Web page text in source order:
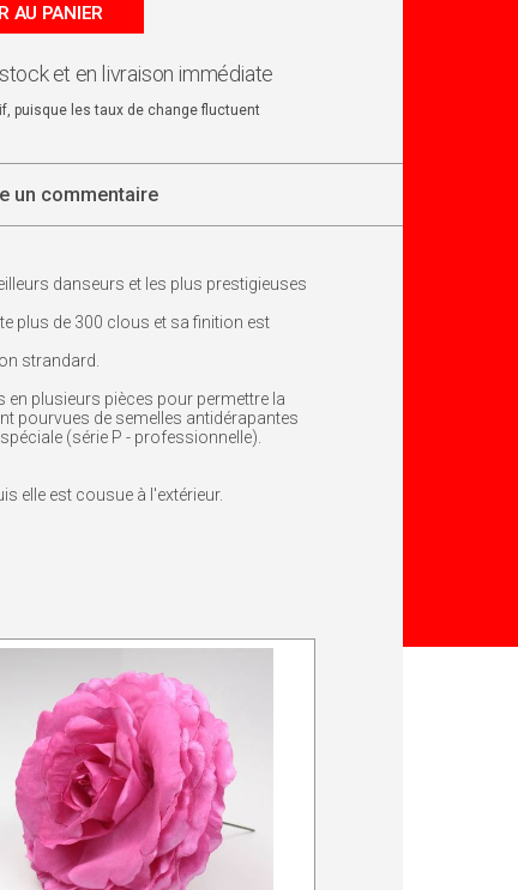
AU PANIER
et en livraison immédiate
puisque les taux de change fluctuent
un commentaire
danseurs et les plus prestigieuses
plus de 300 clous et sa finition est
strandard.
plusieurs pièces pour permettre la
pourvues de semelles antidérapantes
(série P - professionnelle).
elle est cousue à l'extérieur.